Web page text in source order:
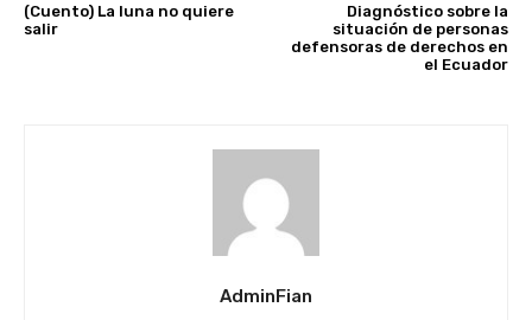
(Cuento) La luna no quiere
salir
Diagnóstico sobre la
situación de personas
defensoras de derechos en
el Ecuador
AdminFian